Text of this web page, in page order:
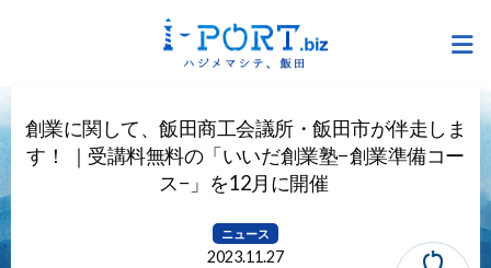
創業に関して、飯田商工会議所・飯田市が伴走しま
す！ ｜受講料無料の「いいだ創業塾−創業準備コー
ス−」を12月に開催
ニュース
2023.11.27